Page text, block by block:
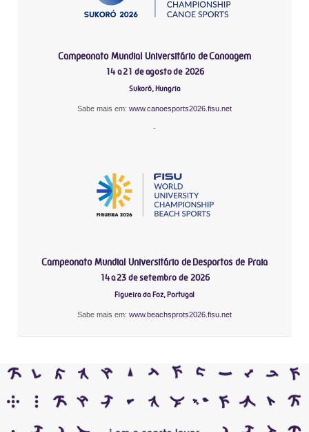
Campeonato Mundial Universitário de Canoagem
14 a 21 de agosto de 2026
Sukoró, Hungria
Sabe mais em: www.canoesports2026.fisu.net
-
Campeonato Mundial Universitário de Desportos de Praia
14 a 23 de setembro de 2026
Figueira da Foz, Portugal
Sabe mais em: www.beachsprots2026.fisu.net